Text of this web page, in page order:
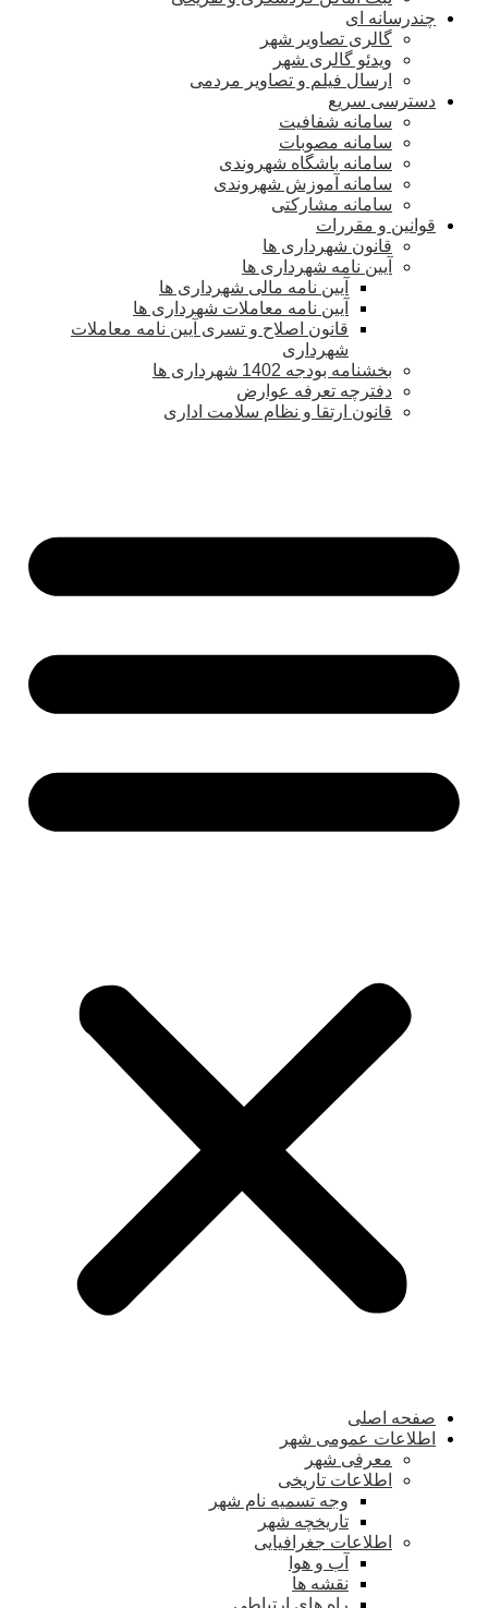
چندرسانه ای
گالری تصاویر شهر
ویدئو گالری شهر
ارسال فیلم و تصاویر مردمی
دسترسی سریع
سامانه شفافیت
سامانه مصوبات
سامانه باشگاه شهروندی
سامانه آموزش شهروندی
سامانه مشارکتی
قوانین و مقررات
قانون شهرداری ها
آیین نامه شهرداری ها
آیین نامه مالی شهرداری ها
آیین نامه معاملات شهرداری ها
قانون اصلاح و تسری آیین نامه معاملات
شهرداری
بخشنامه بودجه 1402 شهرداری ها
دفترچه تعرفه عوارض
قانون ارتقا و نظام سلامت اداری
صفحه اصلی
اطلاعات عمومی شهر
معرفی شهر
اطلاعات تاریخی
وجه تسمیه نام شهر
تاریخچه شهر
اطلاعات جغرافیایی
آب و هوا
نقشه ها
راه های ارتباطی